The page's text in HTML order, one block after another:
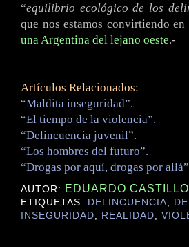
“equilibrio ecológico de los
que nos estamos convirtiendo
una Argentina del lejano oeste.-
Artículos Relacionados:
“Maldita inseguridad”.
“El tiempo de la violencia”.
“Delincuencia juvenil”.
“Los hombres del futuro”.
“Drogas por aquí, drogas por
AUTOR: EDUARDO
ETIQUETAS: DELINCUENCIA,
INSEGURIDAD, REALIDAD,